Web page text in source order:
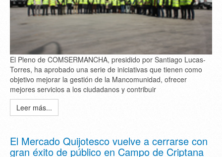
El Pleno de COMSERMANCHA, presidido por Santiago Lucas-
Torres, ha aprobado una serie de iniciativas que tienen como
objetivo mejorar la gestión de la Mancomunidad, ofrecer
mejores servicios a los ciudadanos y contribuir
Leer más...
El Mercado Quijotesco vuelve a cerrarse con
gran éxito de público en Campo de Criptana